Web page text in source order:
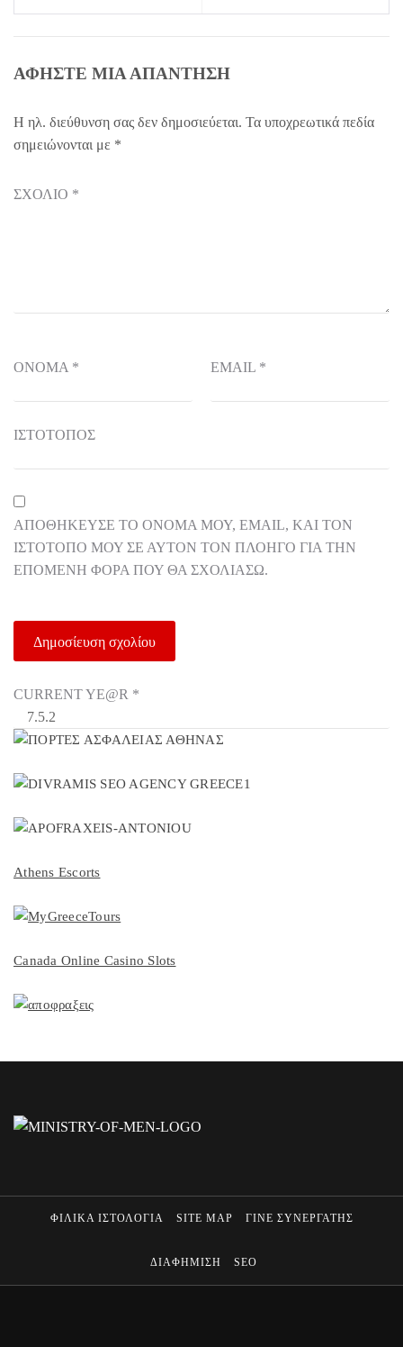
ΑΦΉΣΤΕ ΜΙΑ ΑΠΆΝΤΗΣΗ
Η ηλ. διεύθυνση σας δεν δημοσιεύεται. Τα υποχρεωτικά πεδία
σημειώνονται με *
ΣΧΌΛΙΟ *
ΌΝΟΜΑ * EMAIL *
ΙΣΤΌΤΟΠΟΣ
ΑΠΟΘΉΚΕΥΣΕ ΤΟ ΌΝΟΜΆ ΜΟΥ, EMAIL, ΚΑΙ ΤΟΝ
ΙΣΤΌΤΟΠΟ ΜΟΥ ΣΕ ΑΥΤΌΝ ΤΟΝ ΠΛΟΗΓΌ ΓΙΑ ΤΗΝ
ΕΠΌΜΕΝΗ ΦΟΡΆ ΠΟΥ ΘΑ ΣΧΟΛΙΆΣΩ.
CURRENT YE@R *
Athens Escorts
Canada Online Casino Slots
ΦΙΛΙΚΑ ΙΣΤΟΛΟΓΙΑ SITE MAP ΓΙΝΕ ΣΥΝΕΡΓΑΤΗΣ
ΔΙΑΦΗΜΙΣΗ SEO